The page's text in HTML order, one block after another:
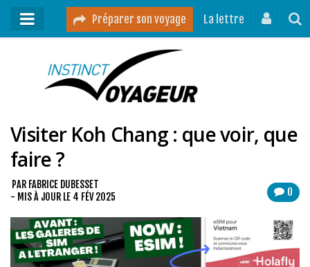
Préparer son voyage La lettre
Mon podcast
Destinations
Mes ressources pour voyager
Guides voyages
Contact
Mon journal de bord sur Instagram
Visiter Koh Chang : que voir, que
faire ?
0
PAR FABRICE DUBESSET
- MIS À JOUR LE 4 FÉV 2025